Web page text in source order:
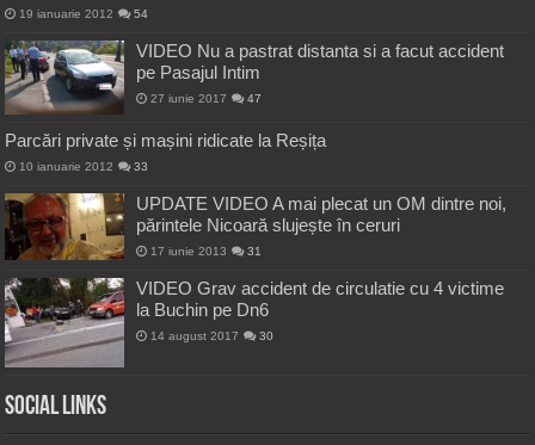
19 ianuarie 2012 54
VIDEO Nu a pastrat distanta si a facut accident
pe Pasajul Intim
27 iunie 2017 47
Parcări private și mașini ridicate la Reșița
10 ianuarie 2012 33
UPDATE VIDEO A mai plecat un OM dintre noi,
părintele Nicoară slujește în ceruri
17 iunie 2013 31
VIDEO Grav accident de circulatie cu 4 victime
la Buchin pe Dn6
14 august 2017 30
Social Links